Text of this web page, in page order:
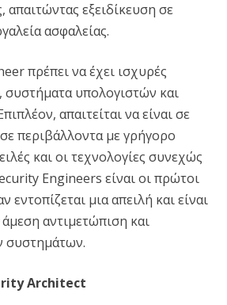
απαιτώντας εξειδίκευση σε
ασφαλείας.
πρέπει να έχει ισχυρές
συστήματα υπολογιστών και
απαιτείται να είναι σε
περιβάλλοντα με γρήγορο
και οι τεχνολογίες συνεχώς
Engineers είναι οι πρώτοι
εντοπίζεται μια απειλή και είναι
αντιμετώπιση και
συστημάτων.
Architect